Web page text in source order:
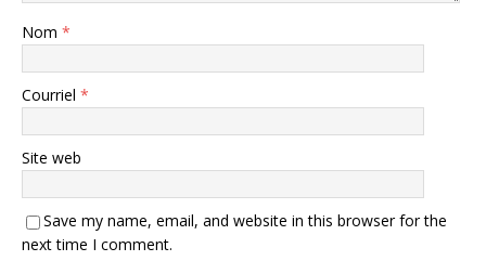
Nom *
Courriel *
Site web
Save my name, email, and website in this browser for the
next time I comment.